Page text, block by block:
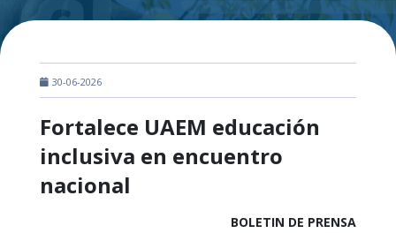
30-06-2026
Fortalece UAEM educación
inclusiva en encuentro
nacional
BOLETIN DE PRENSA